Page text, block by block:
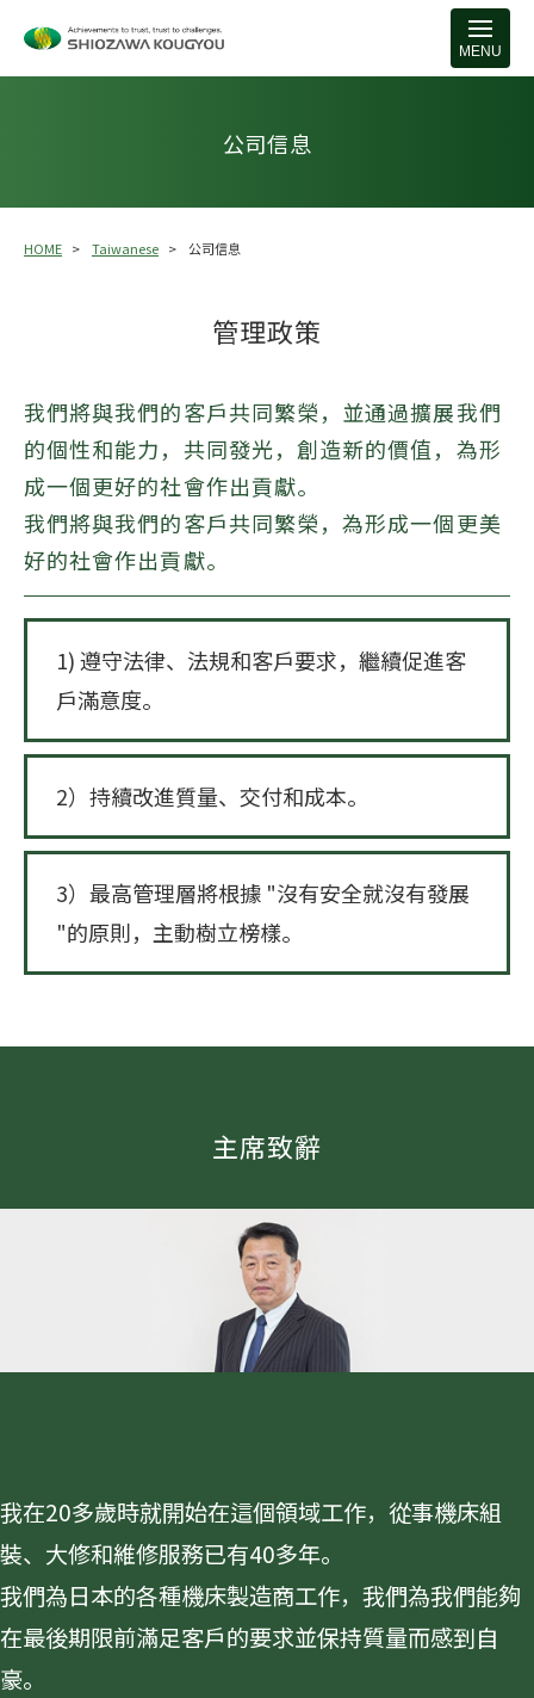
MENU
公司信息
HOME Taiwanese 公司信息
管理政策
我們將與我們的客戶共同繁榮，並通過擴展我們
的個性和能力，共同發光，創造新的價值，為形
成一個更好的社會作出貢獻。
我們將與我們的客戶共同繁榮，為形成一個更美
好的社會作出貢獻。
1) 遵守法律、法規和客戶要求，繼續促進客
戶滿意度。
2）持續改進質量、交付和成本。
3）最高管理層將根據 "沒有安全就沒有發展
"的原則，主動樹立榜樣。
主席致辭
我在20多歲時就開始在這個領域工作，從事機床組
裝、大修和維修服務已有40多年。
我們為日本的各種機床製造商工作，我們為我們能夠
在最後期限前滿足客戶的要求並保持質量而感到自
豪。